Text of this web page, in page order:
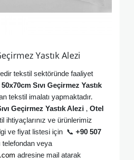
Yastık Alezi
tekstil sektöründe faaliyet
50x70cm Sıvı Geçirmez Yastık
tekstil imalatı yapmaktadır.
Geçirmez Yastık Alezi , Otel
ihtiyaçlarınız ve ürünlerimiz
ve fiyat listesi için 📞 +90 507
telefondan veya
adresine mail atarak